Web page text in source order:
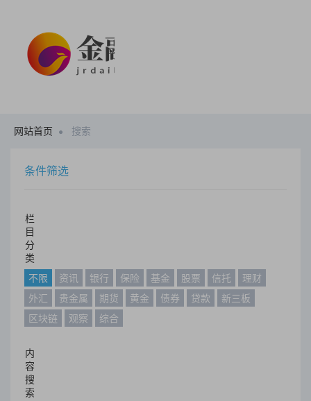
网站首页 搜索
条件筛选
栏
目
分
类
不限
资讯 银行 保险 基金 股票 信托
理财
外汇
贵金属 期货 黄金 债券 贷款
新三板
区块链
观察 综合
内
容
搜
索